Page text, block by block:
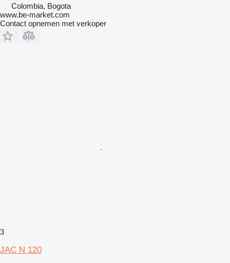
Colombia, Bogota
www.be-market.com
Contact opnemen met verkoper
3
JAC N 120